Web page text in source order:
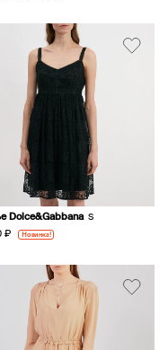
Dolce&Gabbana S
₽ Новинка!